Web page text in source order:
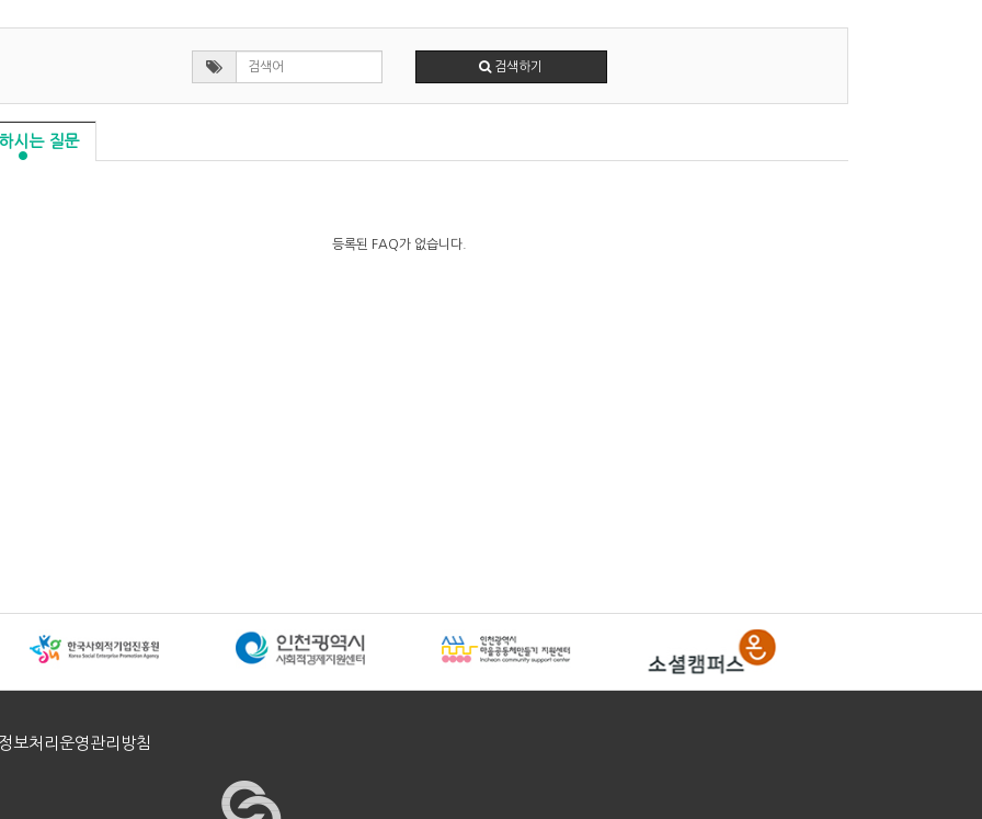
검색하기
시는 질문
등록된 FAQ가 없습니다.
보처리운영관리방침